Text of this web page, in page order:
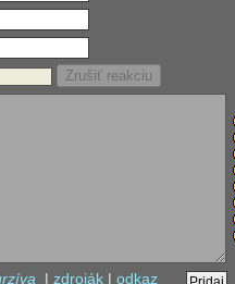
| zdroják| odkaz